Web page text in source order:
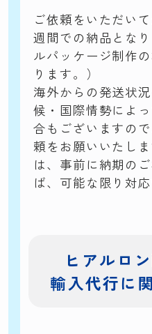
ご依頼をいただい
週間での納品とな
ルパッケージ制作
ります。）
海外からの発送状
候・国際情勢によ
合もございますの
頼をお願いいたし
は、事前に納期の
ば、可能な限り対応
ヒアルロ
輸入代行に